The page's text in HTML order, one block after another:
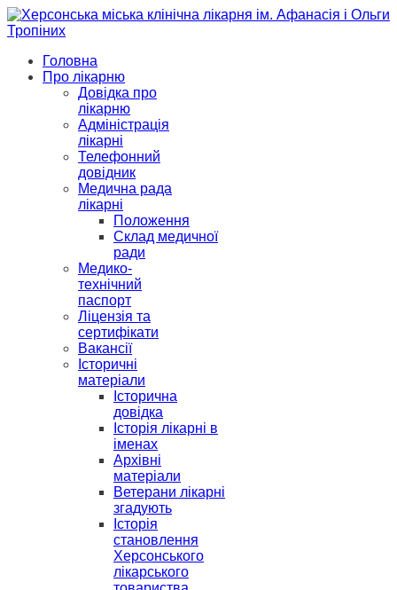
Головна
Про лікарню
Довідка про
лікарню
Адміністрація
лікарні
Телефонний
довідник
Медична рада
лікарні
Положення
Склад медичної
ради
Медико-
технічний
паспорт
Ліцензія та
сертифікати
Вакансії
Історичні
матеріали
Історична
довідка
Історія лікарні в
іменах
Архівні
матеріали
Ветерани лікарні
згадують
Історія
становлення
Херсонського
лікарського